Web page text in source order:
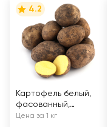
4.2
Картофель белый,
фасованный,
весовой
Цена за 1 кг